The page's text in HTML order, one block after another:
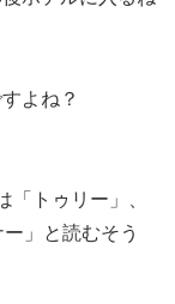
よね？
トゥリー」、
」と読むそう